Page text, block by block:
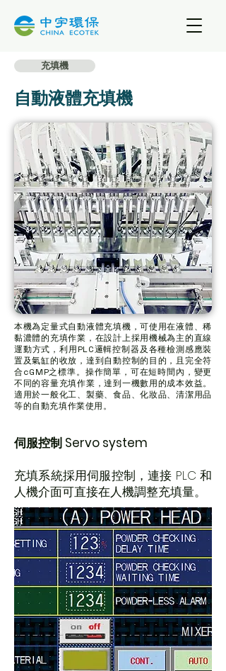
充填機
自動液體充填機
本機為定量式自動液體充填機，可使用在液體、稀
黏濃體的充填作業，在設計上採用機械為主的直線
運動方式，利用PLC邏輯控制器及各種檢測感應裝
置及氣缸的收放，達到自動控制的目的，且完全符
合cGMP之標準。操作簡單，可在短時間內，變更
不同的容量充填作業，達到一機數用的成本效益。
適用於一般化工、製藥、食品、化妝品、清潔用品
等的自動充填作業使用。
伺服控制 Servo system
充填系統採用伺服控制，連接 PLC 和
人機介面可直接在人機調整充填量。​​​